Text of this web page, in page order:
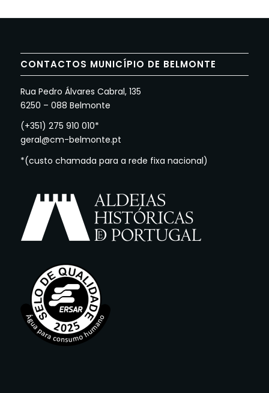
CONTACTOS MUNICÍPIO DE BELMONTE
Rua Pedro Álvares Cabral, 135
6250 – 088 Belmonte
(+351) 275 910 010*
geral@cm-belmonte.pt
*(custo chamada para a rede fixa nacional)